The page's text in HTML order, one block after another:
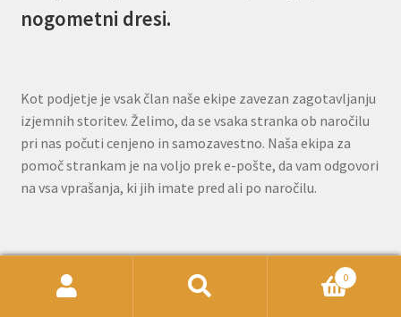
nogometni dresi.
Kot podjetje je vsak član naše ekipe zavezan zagotavljanju
izjemnih storitev. Želimo, da se vsaka stranka ob naročilu
pri nas počuti cenjeno in samozavestno. Naša ekipa za
pomoč strankam je na voljo prek e-pošte, da vam odgovori
na vsa vprašanja, ki jih imate pred ali po naročilu.
E-novice:Bodite obveščeni o novostih in
posebnih ponudbah!
0